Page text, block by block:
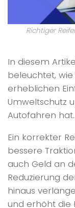
Richtiger
In diesem
beleuchtet,
erheblichen
Umweltschutz
Autofahren hat.
Ein korrekter
bessere
auch Geld an
Reduzierung
hinaus
und erhöht die